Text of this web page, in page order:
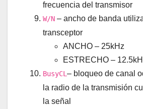
frecuencia del transmisor
W/N – ancho de banda
transceptor
ANCHO – 25kHz
ESTRECHO –
BusyCL – bloqueo de canal
la radio de la transmisión
la señal